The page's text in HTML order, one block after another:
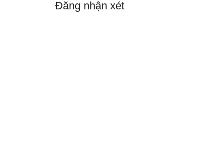
Đăng nhận xét